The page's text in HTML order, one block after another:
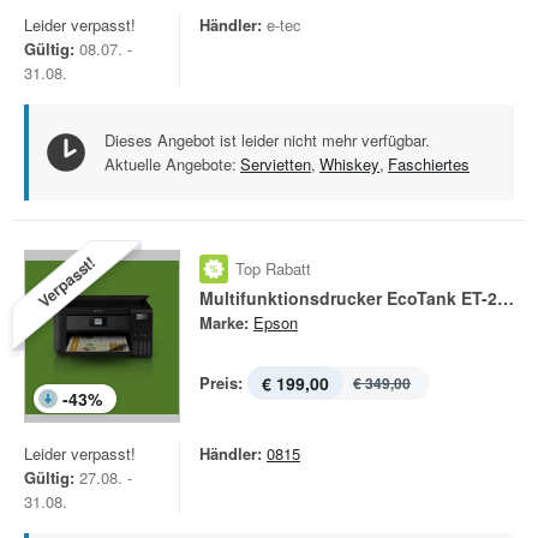
Leider verpasst!
Gültig: 08.07. -
31.08.
Händler: e-tec
Dieses Angebot ist leider nicht mehr verfügbar.
Aktuelle Angebote: Servietten, Whiskey, Faschiertes
Verpasst!
-43%
Top Rabatt
Multifunktionsdrucker EcoTank ET-2850
Marke: Epson
Preis: € 199,00 € 349,00
Leider verpasst!
Gültig: 27.08. -
31.08.
Händler: 0815